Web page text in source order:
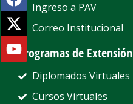
Ingreso a PAV
Correo Institucional
Programas de Extensión
Diplomados Virtuales
Cursos Virtuales